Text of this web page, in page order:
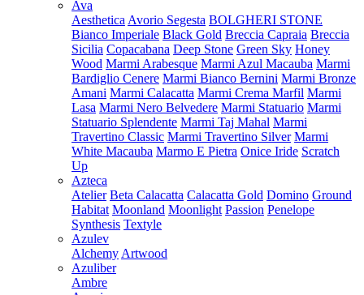
Ava
Aesthetica Avorio Segesta BOLGHERI STONE
Bianco Imperiale Black Gold Breccia Capraia Breccia
Sicilia Copacabana Deep Stone Green Sky Honey
Wood Marmi Arabesque Marmi Azul Macauba Marmi
Bardiglio Cenere Marmi Bianco Bernini Marmi Bronze
Amani Marmi Calacatta Marmi Crema Marfil Marmi
Lasa Marmi Nero Belvedere Marmi Statuario Marmi
Statuario Splendente Marmi Taj Mahal Marmi
Travertino Classic Marmi Travertino Silver Marmi
White Macauba Marmo E Pietra Onice Iride Scratch
Up
Azteca
Atelier Beta Calacatta Calacatta Gold Domino Ground
Habitat Moonland Moonlight Passion Penelope
Synthesis Textyle
Azulev
Alchemy Artwood
Azuliber
Ambre